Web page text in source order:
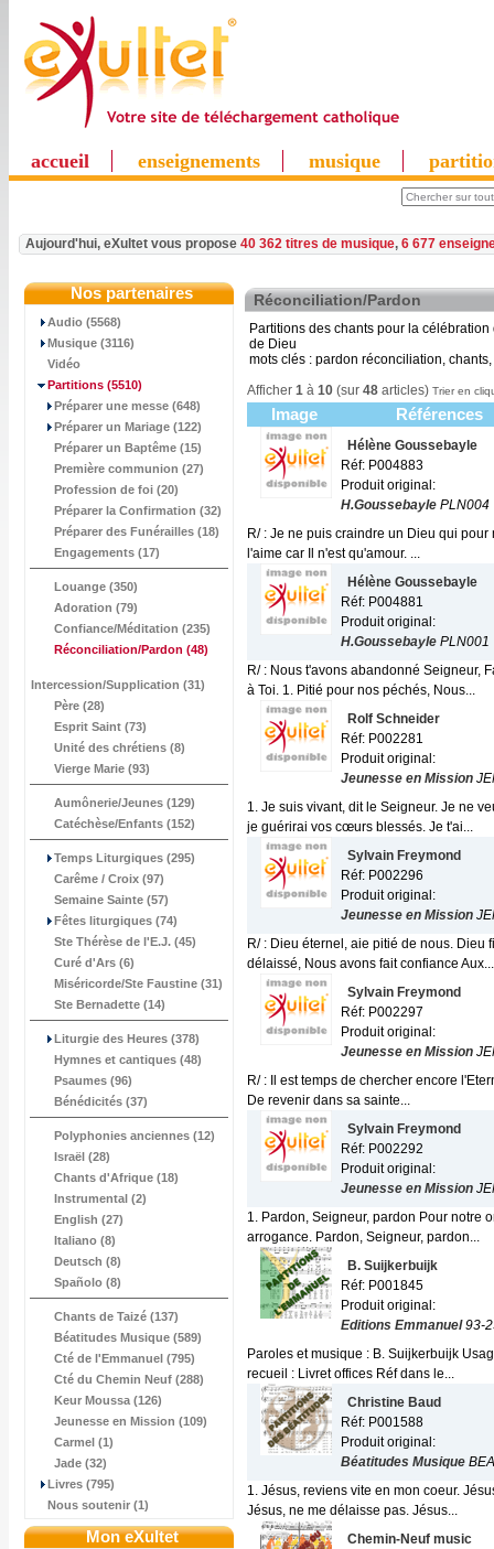
accueil enseignements musique
Aujourd'hui, eXultet vous propose 40 362 titres de musique, 6 677
Nos partenaires
Audio (5568)
Musique (3116)
Vidéo
Partitions (5510)
Préparer une messe (648)
Préparer un Mariage (122)
Préparer un Baptême (15)
Première communion (27)
Profession de foi (20)
Préparer la Confirmation (32)
Préparer des Funérailles (18)
Engagements (17)
Louange (350)
Adoration (79)
Confiance/Méditation (235)
Réconciliation/Pardon (48)
Intercession/Supplication (31)
Père (28)
Esprit Saint (73)
Unité des chrétiens (8)
Vierge Marie (93)
Aumônerie/Jeunes (129)
Catéchèse/Enfants (152)
Temps Liturgiques (295)
Carême / Croix (97)
Semaine Sainte (57)
Fêtes liturgiques (74)
Ste Thérèse de l'E.J. (45)
Curé d'Ars (6)
Miséricorde/Ste Faustine (31)
Ste Bernadette (14)
Liturgie des Heures (378)
Hymnes et cantiques (48)
Psaumes (96)
Bénédicités (37)
Polyphonies anciennes (12)
Israël (28)
Chants d'Afrique (18)
Instrumental (2)
English (27)
Italiano (8)
Deutsch (8)
Spañolo (8)
Chants de Taizé (137)
Béatitudes Musique (589)
Cté de l'Emmanuel (795)
Cté du Chemin Neuf (288)
Keur Moussa (126)
Jeunesse en Mission (109)
Carmel (1)
Jade (32)
Livres (795)
Nous soutenir (1)
Mon eXultet
Réconciliation/Pardon
Partitions des chants pour la
de Dieu
mots clés : pardon réconciliation,
Afficher 1 à 10 (sur 48 articles) Trier en
Image Références
Hélène Goussebayle
Réf: P004883
Produit original:
H.Goussebayle PLN004
R/ : Je ne puis craindre un Dieu qui
l'aime car Il n'est qu'amour. ...
Hélène Goussebayle
Réf: P004881
Produit original:
H.Goussebayle PLN001
R/ : Nous t'avons abandonné Seigneur,
à Toi. 1. Pitié pour nos péchés, Nous...
Rolf Schneider
Réf: P002281
Produit original:
Jeunesse en Mission
1. Je suis vivant, dit le Seigneur. Je ne
je guérirai vos cœurs blessés. Je t'ai...
Sylvain Freymond
Réf: P002296
Produit original:
Jeunesse en Mission
R/ : Dieu éternel, aie pitié de nous. Dieu
délaissé, Nous avons fait confiance Aux...
Sylvain Freymond
Réf: P002297
Produit original:
Jeunesse en Mission
R/ : Il est temps de chercher encore
De revenir dans sa sainte...
Sylvain Freymond
Réf: P002292
Produit original:
Jeunesse en Mission
1. Pardon, Seigneur, pardon Pour notre
arrogance. Pardon, Seigneur, pardon...
B. Suijkerbuijk
Réf: P001845
Produit original:
Editions Emmanuel93-
Paroles et musique : B. Suijkerbuijk
recueil : Livret offices Réf dans le...
Christine Baud
Réf: P001588
Produit original:
Béatitudes Musique
1. Jésus, reviens vite en mon coeur.
Jésus, ne me délaisse pas. Jésus...
Chemin-Neuf music